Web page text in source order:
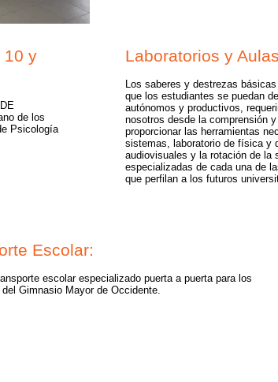
10 y
de los
Psicología
Laboratorios y
Los saberes y destrezas
que los estudiantes se puedan
autónomos y productivos,
nosotros desde la comprensión
proporcionar las herramientas
sistemas, laboratorio de física y
audiovisuales y la rotación de la
especializadas de cada una de
que perfilan a los futuros
Escolar:
escolar especializado puerta a puerta para los
Gimnasio Mayor de Occidente.